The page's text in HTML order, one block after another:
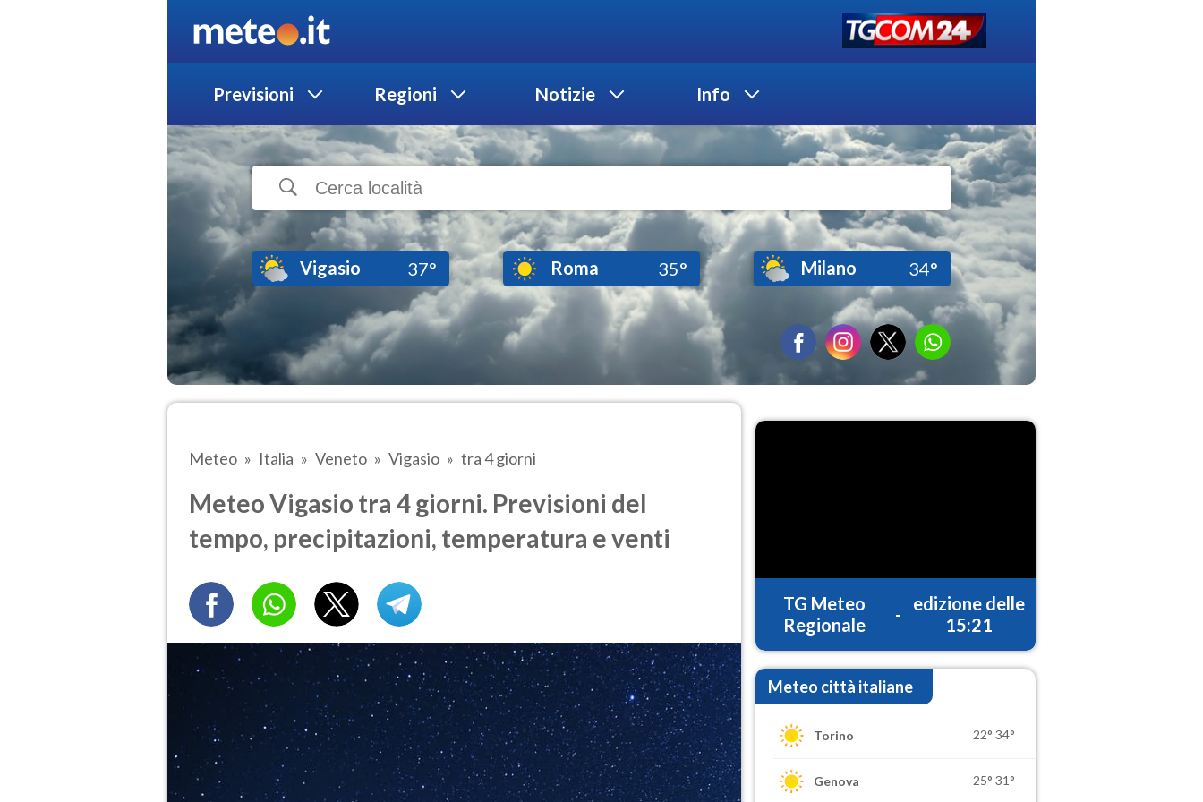
Previsioni Regioni Notizie Info
Vigasio 37° Roma 35° Milano 34°
Meteo Italia Veneto Vigasio tra 4 giorni
Meteo Vigasio tra 4 giorni. Previsioni del
tempo, precipitazioni, temperatura e venti
TG Meteo
Regionale
-
edizione delle
15:21
Meteo città italiane
Torino 22° 34°
Genova 25° 31°